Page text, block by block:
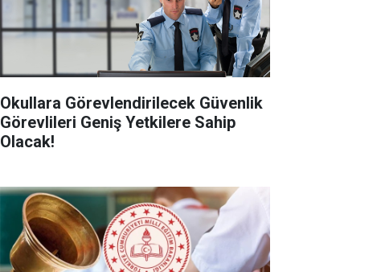
Okullara Görevlendirilecek Güvenlik
Görevlileri Geniş Yetkilere Sahip
Olacak!